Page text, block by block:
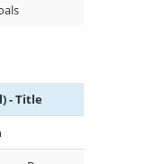
- Title